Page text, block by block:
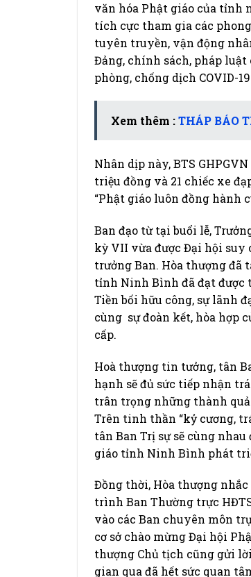
văn hóa Phật giáo của tỉnh
tích cực tham gia các
tuyên truyền, vận động
Đảng, chính sách, pháp
phòng, chống dịch COVID-
Xem thêm :THÁP BÁO
Nhân dịp này, BTS
triệu đồng và 21 chiếc xe
“Phật giáo luôn đồng hành
Ban đạo từ tại buổi lễ,
kỳ VII vừa được Đại hội suy
trưởng Ban. Hòa thượng đã
tỉnh Ninh Bình đã đạt được
Tiền bối hữu công, sự lãnh
cùng sự đoàn kết, hòa hợp
cấp.
Hoà thượng tin tưởng, tân
hạnh sẽ đủ sức tiếp nhận
trân trọng những thành
Trên tinh thần “kỷ cương,
tân Ban Trị sự sẽ cùng
giáo tỉnh Ninh Bình phát
Đồng thời, Hòa thượng
trình Ban Thường trực
vào các Ban chuyên môn
cơ sở chào mừng Đại hội
thượng Chủ tịch cũng gửi
gian qua đã hết sức quan